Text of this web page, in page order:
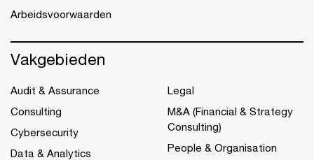
Arbeidsvoorwaarden
Vakgebieden
Audit & Assurance
Consulting
Cybersecurity
Data & Analytics
Legal
M&A (Financial & Strategy
Consulting)
People & Organisation